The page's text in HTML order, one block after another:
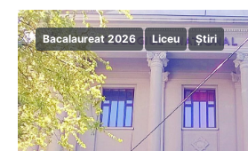
Bacalaureat 2026 Liceu Știri